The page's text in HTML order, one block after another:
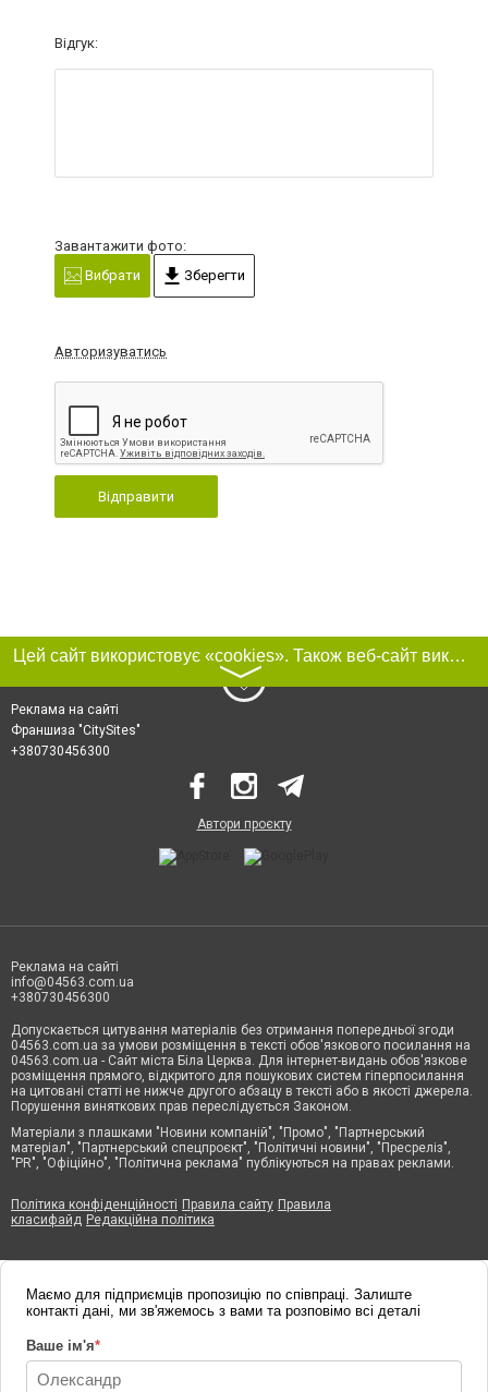
Відгук:
Завантажити фото:
Вибрати
Зберегти
Авторизуватись
Відправити
Цей сайт використовує «cookies». Також веб-сайт використовує інтернет-сервіс для збору технічних даних стосовно відвідувачів з метою отримання маркетингової та статистичної інформації. Умови обробки даних відвідувачів сайту див.
〉
Реклама на сайті
Франшиза "CitySites"
+380730456300
Автори проєкту
Реклама на сайті
info@04563.com.ua
+380730456300
Допускається цитування матеріалів без отримання попередньої згоди
04563.com.ua за умови розміщення в тексті обов'язкового посилання на
04563.com.ua - Сайт міста Біла Церква. Для інтернет-видань обов'язкове
розміщення прямого, відкритого для пошукових систем гіперпосилання
на цитовані статті не нижче другого абзацу в тексті або в якості джерела.
Порушення виняткових прав переслідується Законом.
Матеріали з плашками "Новини компаній", "Промо", "Партнерський
матеріал", "Партнерський спецпроєкт", "Політичні новини", "Пресреліз",
"PR", "Офіційно", "Політична реклама" публікуються на правах реклами.
Політика конфіденційності Правила сайту Правила
класифайд Редакційна політика
Маємо для підприємців пропозицію по співпраці. Залиште
контакті дані, ми зв'яжемось з вами та розповімо всі деталі
Ваше ім'я*